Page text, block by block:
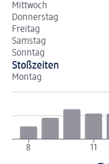
Mittwoch
Donnerstag
Freitag
Samstag
Sonntag
Stoßzeiten
Montag
8 11